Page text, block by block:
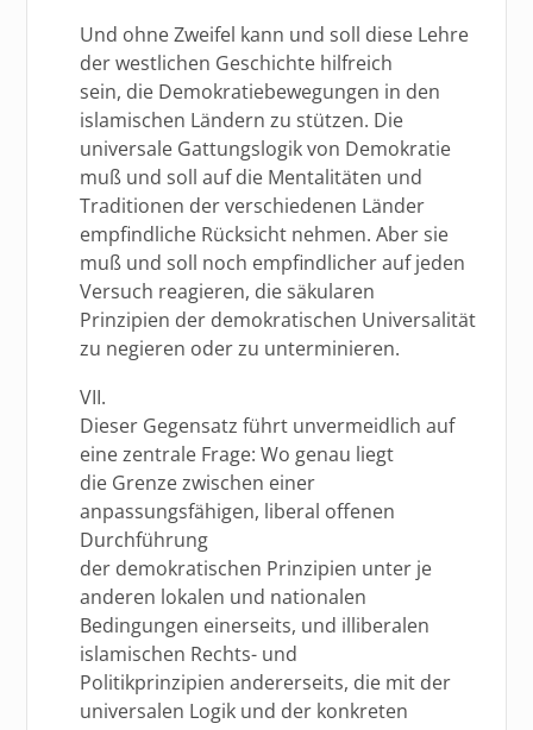
Und ohne Zweifel kann und soll diese Lehre
der westlichen Geschichte hilfreich
sein, die Demokratiebewegungen in den
islamischen Ländern zu stützen. Die
universale Gattungslogik von Demokratie
muß und soll auf die Mentalitäten und
Traditionen der verschiedenen Länder
empfindliche Rücksicht nehmen. Aber sie
muß und soll noch empfindlicher auf jeden
Versuch reagieren, die säkularen
Prinzipien der demokratischen Universalität
zu negieren oder zu unterminieren.
VII.
Dieser Gegensatz führt unvermeidlich auf
eine zentrale Frage: Wo genau liegt
die Grenze zwischen einer
anpassungsfähigen, liberal offenen
Durchführung
der demokratischen Prinzipien unter je
anderen lokalen und nationalen
Bedingungen einerseits, und illiberalen
islamischen Rechts- und
Politikprinzipien andererseits, die mit der
universalen Logik und der konkreten